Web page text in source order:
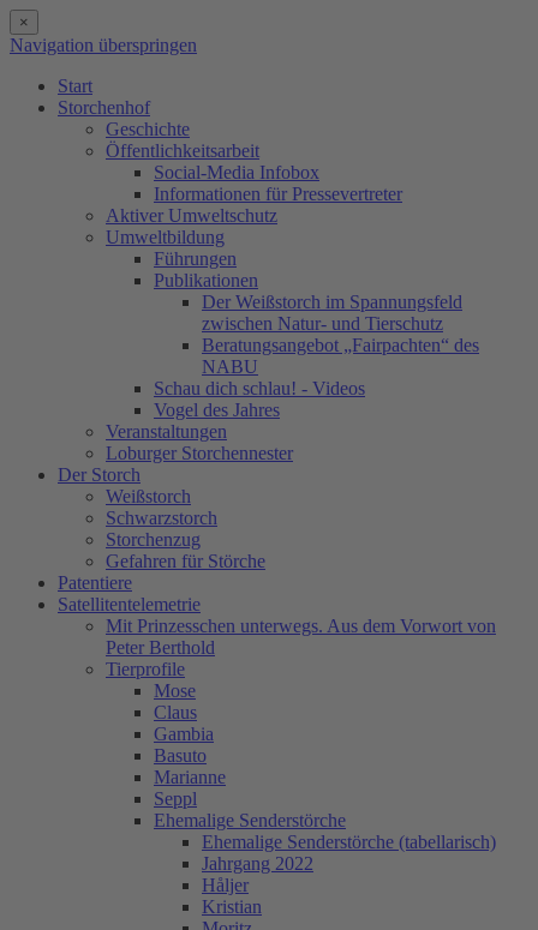
×
Navigation überspringen
Start
Storchenhof
Geschichte
Öffentlichkeitsarbeit
Social-Media Infobox
Informationen für Pressevertreter
Aktiver Umweltschutz
Umweltbildung
Führungen
Publikationen
Der Weißstorch im Spannungsfeld
zwischen Natur- und Tierschutz
Beratungsangebot „Fairpachten“ des
NABU
Schau dich schlau! - Videos
Vogel des Jahres
Veranstaltungen
Loburger Storchennester
Der Storch
Weißstorch
Schwarzstorch
Storchenzug
Gefahren für Störche
Patentiere
Satellitentelemetrie
Mit Prinzesschen unterwegs. Aus dem Vorwort von
Peter Berthold
Tierprofile
Mose
Claus
Gambia
Basuto
Marianne
Seppl
Ehemalige Senderstörche
Ehemalige Senderstörche (tabellarisch)
Jahrgang 2022
Håljer
Kristian